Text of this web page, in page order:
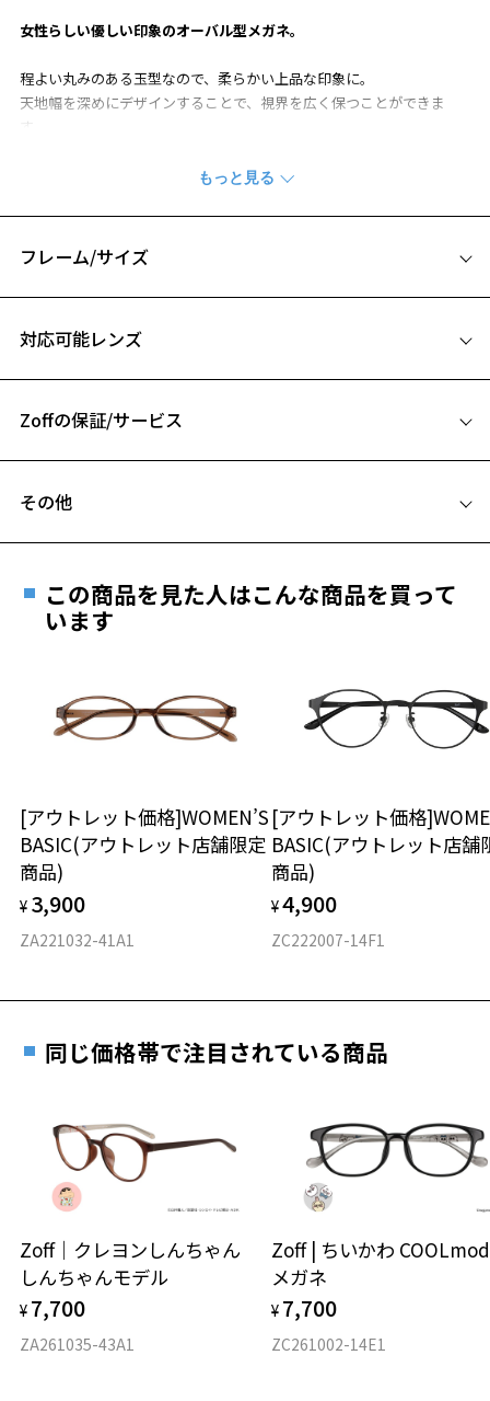
お気に入りリストはこちら
女性らしい優しい印象のオーバル型メガネ。
程よい丸みのある玉型なので、柔らかい上品な印象に。
天地幅を深めにデザインすることで、視界を広く保つことができま
す。
定番カラーに加え、肌なじみの良いピンクやブラウン系のカラーでコ
WOMEN’S BASIC 特集ページをみる
※柄や色味の出方に個体差があり、画像と異なる場合がございます。
フレーム/サイズ
B ブリッジ(鼻部分)の横幅：16mm
仕上がり寸法
D 仕上がりの横幅：約132mm
E 仕上がりの縦幅：約41mm
11.3g
※着脱式サングラス：デモレンズ、アタッチメント込みの重さ
タイプ
材質
対応可能レンズ
フレームとレンズの合計料金を知りたい方へ
Zoffの保証/サービス
安心1 フレーム１年間品質保証
きます。
※保証期間内に交換が行われた場合、保証期間は初期の期間から
安心2 視力測定無料
視力の変化を早めに発見するために、定期的な視
力測定をおすすめいたします。
安心3 かかり具合調整無料
す。
その他
ご希望のお客さまは、「レンズ交換券」をお選びのうえ、
最寄りのZoff実店舗にてレンズをお買い求めください。
※サングラスやパッケージ品では「レンズ交換券」はお選び
談ください。
オンラインストアでフレームのみ購入して、
実店舗で度付きにできます
ご購入時に「レンズ交換券」をお選びいただくと、実店舗で
度数を測定のうえ、度付きレンズ（標準セットレンズ）へ無
料交換いただけます。
お近くのZoff実店舗にて度数を測定いただけます（無料）。
その際は記入用紙をダウンロードしてお使いください。
この商品を見た人はこんな商品を買って
います
[アウトレット価格]WOMEN’S
BASIC(アウトレット店舗限定
商品)
¥ 3,900
ZA221032-41A1
[アウトレット価格
BASIC(アウトレット店舗
商品)
¥4,900
ZC222007-14F1
同じ価格帯で注目されている商品
Zoff｜クレヨンしんちゃん
しんちゃんモデル
¥ 7,700
ZA261035-43A1
Zoff | ちいかわ
メガネ
¥ 7,700
ZC261002-14E1